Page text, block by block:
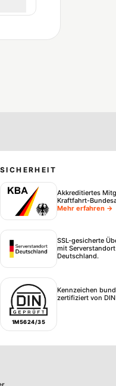
SICHERHEIT
Akkreditiertes
Kraftfahrt-
Mehr erfahren →
SSL-gesicherte
mit
Deutschland.
1M5624/35
Kennzeichen
zertifiziert von DIN